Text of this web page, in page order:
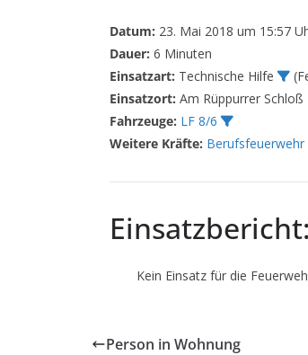
Datum: 23. Mai 2018 um 15:57
Dauer: 6 Minuten
Einsatzart: Technische Hilfe
Einsatzort: Am Rüppurrer Schloß
Fahrzeuge: LF 8/6
Weitere Kräfte: Berufsfeuerwehr
Einsatzbericht:
Kein Einsatz für die
Person in Wohnung